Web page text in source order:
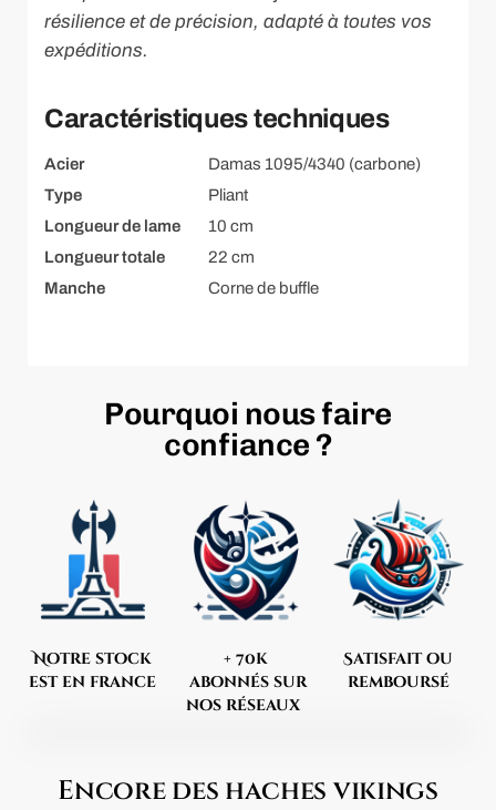
résilience et de précision, adapté à toutes vos
expéditions.
Caractéristiques techniques
Acier
Damas 1095/4340 (carbone)
Type
Pliant
Longueur de lame
10 cm
Longueur totale
22 cm
Manche
Corne de buffle
Pourquoi nous faire
confiance ?
Notre stock
est en france
+ 70k
abonnés sur
nos réseaux
Satisfait ou
remboursé
Encore des haches vikings